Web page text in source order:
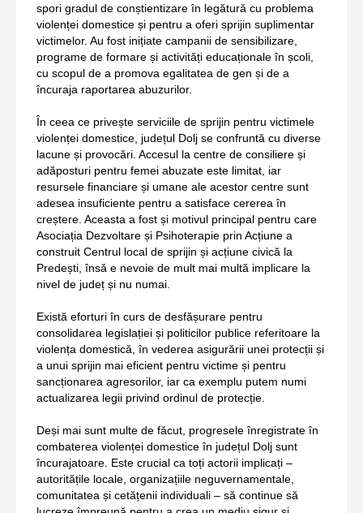
spori gradul de conștientizare în legătură cu problema
violenței domestice și pentru a oferi sprijin suplimentar
victimelor. Au fost inițiate campanii de sensibilizare,
programe de formare și activități educaționale în școli,
cu scopul de a promova egalitatea de gen și de a
încuraja raportarea abuzurilor.
În ceea ce privește serviciile de sprijin pentru victimele
violenței domestice, județul Dolj se confruntă cu diverse
lacune și provocări. Accesul la centre de consiliere și
adăposturi pentru femei abuzate este limitat, iar
resursele financiare și umane ale acestor centre sunt
adesea insuficiente pentru a satisface cererea în
creștere. Aceasta a fost și motivul principal pentru care
Asociația Dezvoltare și Psihoterapie prin Acțiune a
construit Centrul local de sprijin și acțiune civică la
Predești, însă e nevoie de mult mai multă implicare la
nivel de județ și nu numai.
Există eforturi în curs de desfășurare pentru
consolidarea legislației și politicilor publice referitoare la
violența domestică, în vederea asigurării unei protecții și
a unui sprijin mai eficient pentru victime și pentru
sancționarea agresorilor, iar ca exemplu putem numi
actualizarea legii privind ordinul de protecție.
Deși mai sunt multe de făcut, progresele înregistrate în
combaterea violenței domestice în județul Dolj sunt
încurajatoare. Este crucial ca toți actorii implicați –
autoritățile locale, organizațiile neguvernamentale,
comunitatea și cetățenii individuali – să continue să